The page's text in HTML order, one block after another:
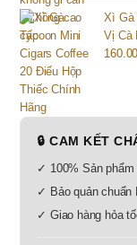
Xì Gà
Vị Cà
🔒 CAM KẾT
✓ 100% Sản phẩm
✓ Bảo quản chuẩn
✓ Giao hàng hỏa